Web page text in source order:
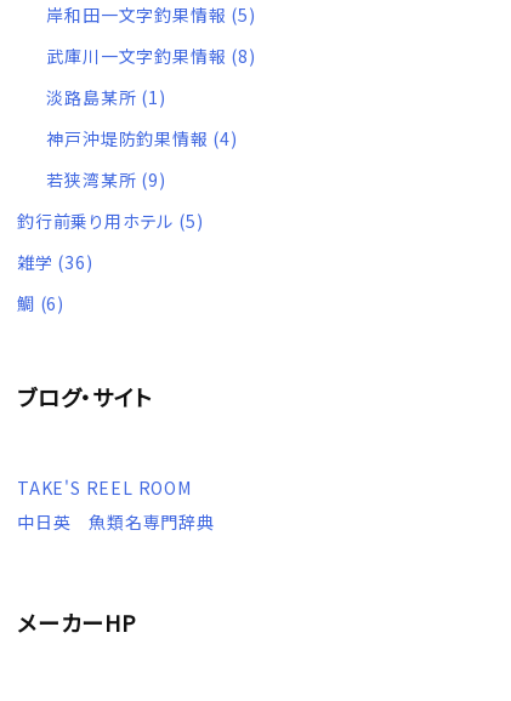
岸和田一文字釣果情報 (5)
武庫川一文字釣果情報 (8)
淡路島某所 (1)
神戸沖堤防釣果情報 (4)
若狭湾某所 (9)
釣行前乗り用ホテル (5)
雑学 (36)
鯛 (6)
ブログ・サイト
TAKE'S REEL ROOM
中日英 魚類名専門辞典
メーカーHP